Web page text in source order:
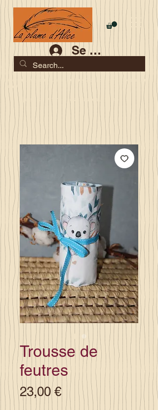
Se connecter
Les commandes jusqu'au 2 août sont garanties pour la
rentrée
Je serai en congés du 10 au 23 août
Trousse de
feutres
23,00 €Prix